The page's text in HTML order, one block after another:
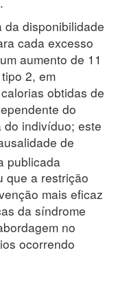
da disponibilidade
cada excesso
aumento de 11
2, em
obtidas de
do
indivíduo; este
de
publicada
que a restrição
mais eficaz
da síndrome
no
ocorrendo